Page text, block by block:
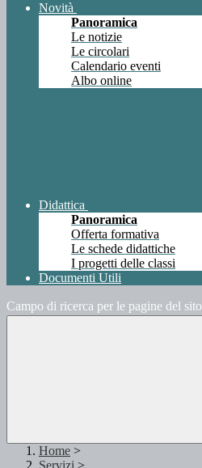
Novità
Panoramica
Le notizie
Le circolari
Calendario eventi
Albo online
Didattica
Panoramica
Offerta formativa
Le schede didattiche
I progetti delle classi
Documenti Utili
Campo di ricerca per le pagine del sito
Home >